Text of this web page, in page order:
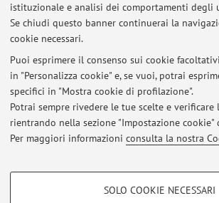
istituzionale e analisi dei comportamenti degli
Se chiudi questo banner continuerai la
cookie necessari.
Puoi esprimere il consenso sui cookie
in "Personalizza cookie" e, se vuoi, potrai
specifici in "Mostra cookie di profilazione".
Potrai sempre rivedere le tue scelte e
rientrando nella sezione "Impostazione cookie"
Per maggiori informazioni consulta la nostra
COOKIE DI PROFILAZIONE - FACOLTATIVI
SOLO COOKIE NECESSARI
157, dic. 2019. ISSN 2704-8217,
https://dsrivista.unibo.it/article/view/
Ultimi avvisi
Al momento non sono presenti